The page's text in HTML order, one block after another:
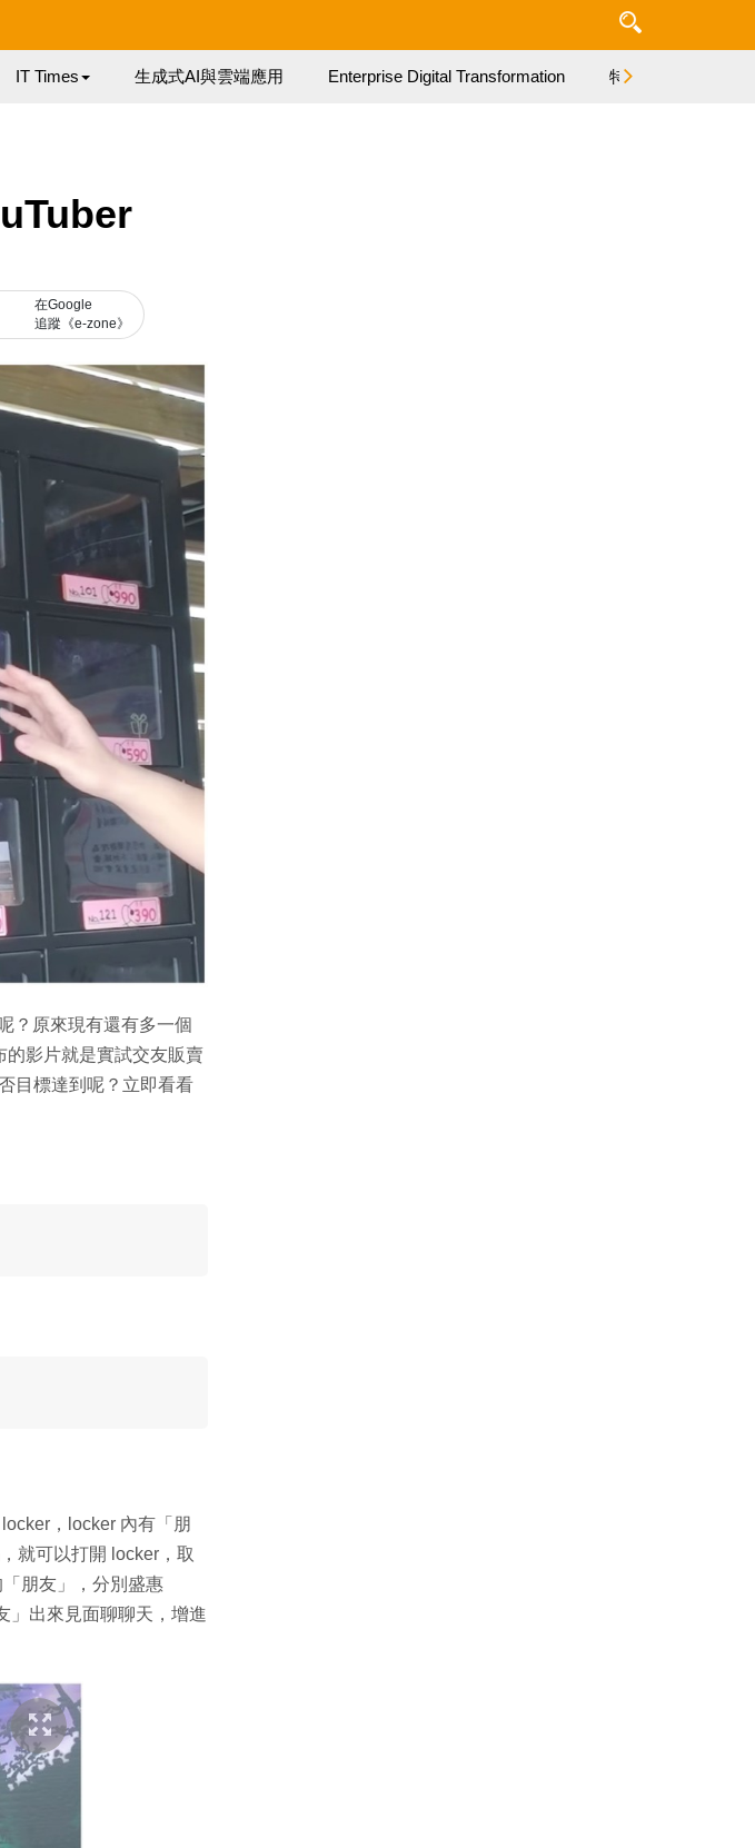
IT Times 生成式AI與雲端應用 Enterprise Digital Transformation 特集
在Google
追蹤《e-zone》
？原來現有還有多一個
的影片就是實試交友販賣
目標達到呢？立即看看
，locker 內有「朋
就可以打開 locker，取
朋友」，分別盛惠
」出來見面聊聊天，增進